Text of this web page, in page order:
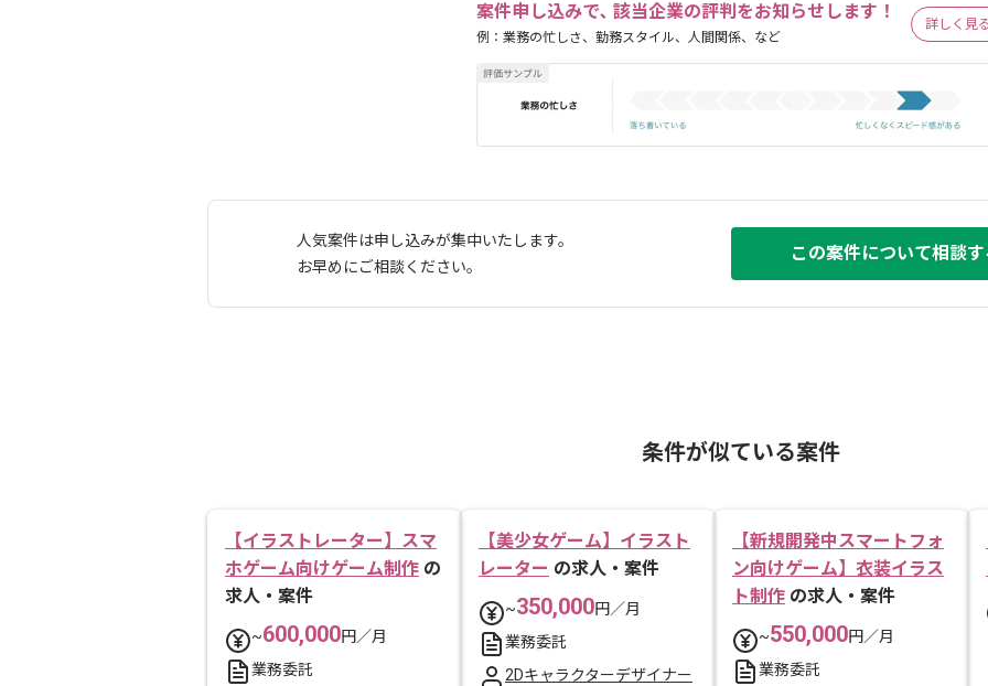
案件申し込みで､ 該当企業の評判をお知らせします！
例：業務の忙しさ、勤務スタイル、人間関係、など
詳しく見
人気案件は申し込みが集中いたします。
お早めにご相談ください。
この案件について相談
条件が似ている案件
【イラストレーター】スマ
ホゲーム向けゲーム制作 の
求人・案件
~600,000円／月
業務委託
【美少女ゲーム】イラスト
レーター の求人・案件
~350,000円／月
業務委託
2Dキャラクターデザイナー
【新規開発中スマートフォ
ン向けゲーム】衣装イラス
ト制作 の求人・案件
~550,000円／月
業務委託